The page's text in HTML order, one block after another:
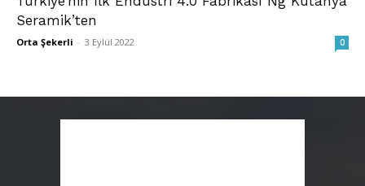
Seramik’ten
Orta Şekerli - 3 Eylül 2022 0